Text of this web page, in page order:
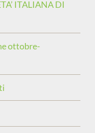
ITALIANA DI
ottobre-